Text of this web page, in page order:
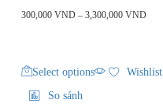
300,000 VND– 3,300,000 VND
Select options
Wishlist
So sánh